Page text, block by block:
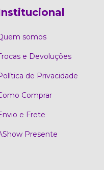
somos
e Devoluções
de Privacidade
Comprar
e Frete
Presente